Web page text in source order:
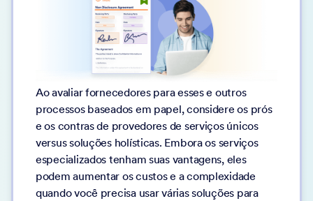
Ao avaliar fornecedores para esses e outros
processos baseados em papel, considere os prós
e os contras de provedores de serviços únicos
versus soluções holísticas. Embora os serviços
especializados tenham suas vantagens, eles
podem aumentar os custos e a complexidade
quando você precisa usar várias soluções para